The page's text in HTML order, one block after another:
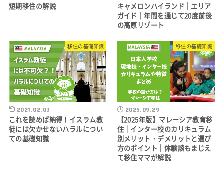
短期移住の解説
キャメロンハイランド｜エリア
ガイド｜年間を通じて20度前後
の高原リゾート
移住の基礎知識
2021.02.03
これを読めば納得！イスラム教
徒には欠かせないハラルについ
ての基礎知識
移住の基礎知識
2025.09.29
【2025年版】マレーシア教育移
住｜インター校のカリキュラム
別メリット・デメリットと選び
方のポイント｜体験談もまじえ
て移住ママが解説